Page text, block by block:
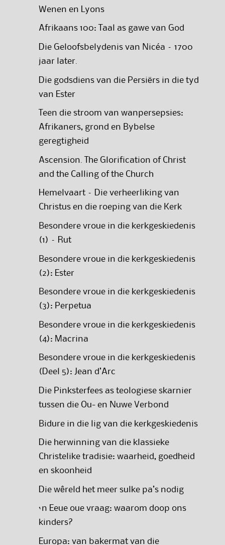
Wenen en Lyons
Afrikaans 100: Taal as gawe van God
Die Geloofsbelydenis van Nicéa – 1700
jaar later.
Die godsdiens van die Persiërs in die tyd
van Ester
Teen die stroom van wanpersepsies:
Afrikaners, grond en Bybelse
geregtigheid
Ascension. The Glorification of Christ
and the Calling of the Church
Hemelvaart – Die verheerliking van
Christus en die roeping van die Kerk
Besondere vroue in die kerkgeskiedenis
(1) – Rut
Besondere vroue in die kerkgeskiedenis
(2): Ester
Besondere vroue in die kerkgeskiedenis
(3): Perpetua
Besondere vroue in die kerkgeskiedenis
(4): Macrina
Besondere vroue in die kerkgeskiedenis
(Deel 5): Jean d’Arc
Die Pinksterfees as teologiese skarnier
tussen die Ou- en Nuwe Verbond
Bidure in die lig van die kerkgeskiedenis
Die herwinning van die klassieke
Christelike tradisie: waarheid, goedheid
en skoonheid
Die wêreld het meer sulke pa’s nodig
‘n Eeue oue vraag: waarom doop ons
kinders?
Europa: van bakermat van die